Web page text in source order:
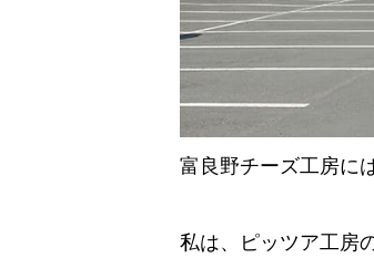
富良野チーズ工房に
私は、ピッツア工房